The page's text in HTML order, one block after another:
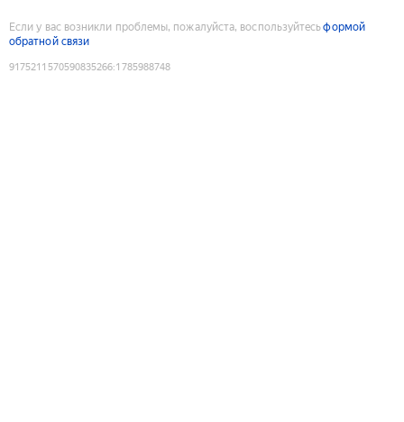
Если у вас возникли проблемы, пожалуйста, воспользуйтесьформой
обратной связи
9175211570590835266:1785988748